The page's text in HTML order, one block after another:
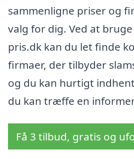
sammenligne priser og
valg for dig. Ved at
pris.dk kan du let finde
firmaer, der tilbyder
og du kan hurtigt
du kan træffe en
Få 3 tilbud, gratis og